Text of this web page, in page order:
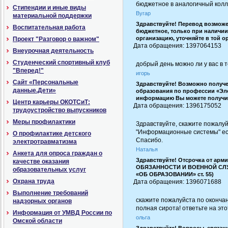
Стипендии и иные виды
материальной поддержки
Воспитательная работа
Проект "Разговор о важном"
Внеурочная деятельность
Студенческий спортивный клуб
"Вперед!"
Сайт «Персональные
данные.Дети»
Центр карьеры ОКОТСиТ:
трудоустройство выпускников
Меры профилактики
О профилактике детского
электротравматизма
Анкета для опроса граждан о
качестве оказания
образовательных услуг
Охрана труда
Выполнение требований
надзорных органов
Информация от УМВД России по
Омской области
бюджетное в аналогичный
Вугар
Здравствуйте! Перевод
бюджетное, только при
организацию, уточняйте в той
Дата обращения: 1397064153
добрый день можно ли у вас в
игорь
Здравствуйте! Возможно
образования по профессии
информацию Вы можете
Дата обращения: 1396175052
Здравствуйте, скажите
"Информационные системы"
Спасибо.
Наталья
Здравствуйте! Отсрочка от
ОБЯЗАННОСТИ И ВОЕННОЙ
«ОБ ОБРАЗОВАНИИ» ст. 55)
Дата обращения: 1396071688
скажите пожалуйста по
полная сирота! ответьте на
ольга